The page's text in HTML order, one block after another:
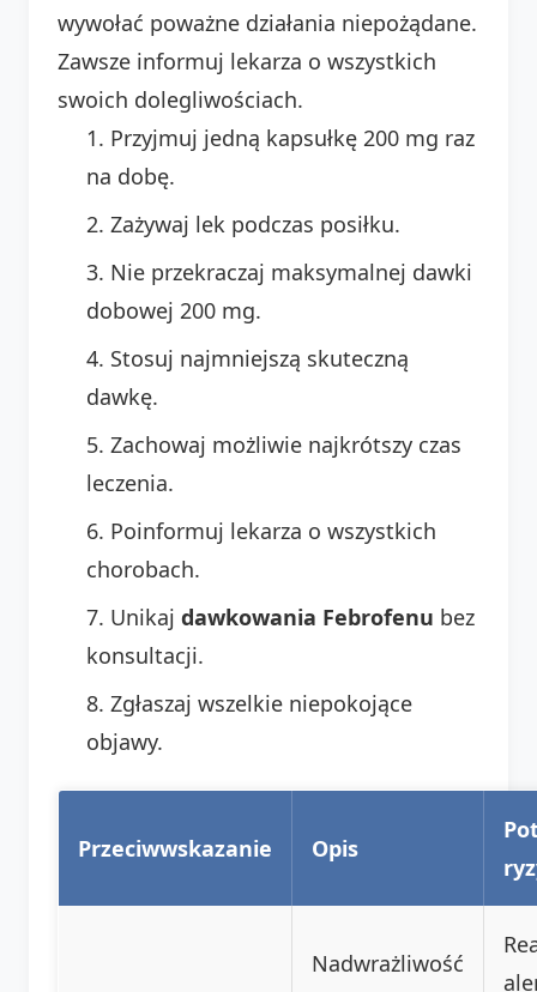
wywołać poważne działania niepożądane.
Zawsze informuj lekarza o wszystkich
swoich dolegliwościach.
Przyjmuj jedną kapsułkę 200 mg raz
na dobę.
Zażywaj lek podczas posiłku.
Nie przekraczaj maksymalnej dawki
dobowej 200 mg.
Stosuj najmniejszą skuteczną
dawkę.
Zachowaj możliwie najkrótszy czas
leczenia.
Poinformuj lekarza o wszystkich
chorobach.
Unikaj dawkowania Febrofenu bez
konsultacji.
Zgłaszaj wszelkie niepokojące
objawy.
Przeciwwskazanie Opis
Nadwrażliwość